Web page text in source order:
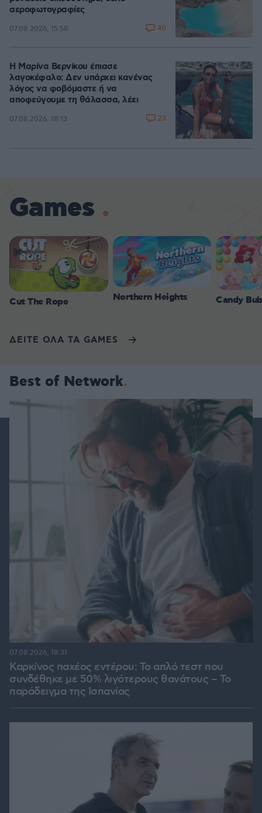
αεροφωτογραφίες
07.08.2026, 15:58 40
Η Μαρίνα Βερνίκου έπιασε
λαγοκέφαλο: Δεν υπάρχει κανένας
λόγος να φοβόμαστε ή να
αποφεύγουμε τη θάλασσα, λέει
07.08.2026, 18:13 23
Games
Cut The Rope Northern Heights Candy
ΔΕΙΤΕ ΟΛΑ ΤΑ GAMES
Best of Network
Καρκίνος παχέος εντέρου: Το απλό τεστ που
συνδέθηκε με 50% λιγότερους θανάτους – Το
παράδειγμα της Ισπανίας
07.08.2026, 18:31